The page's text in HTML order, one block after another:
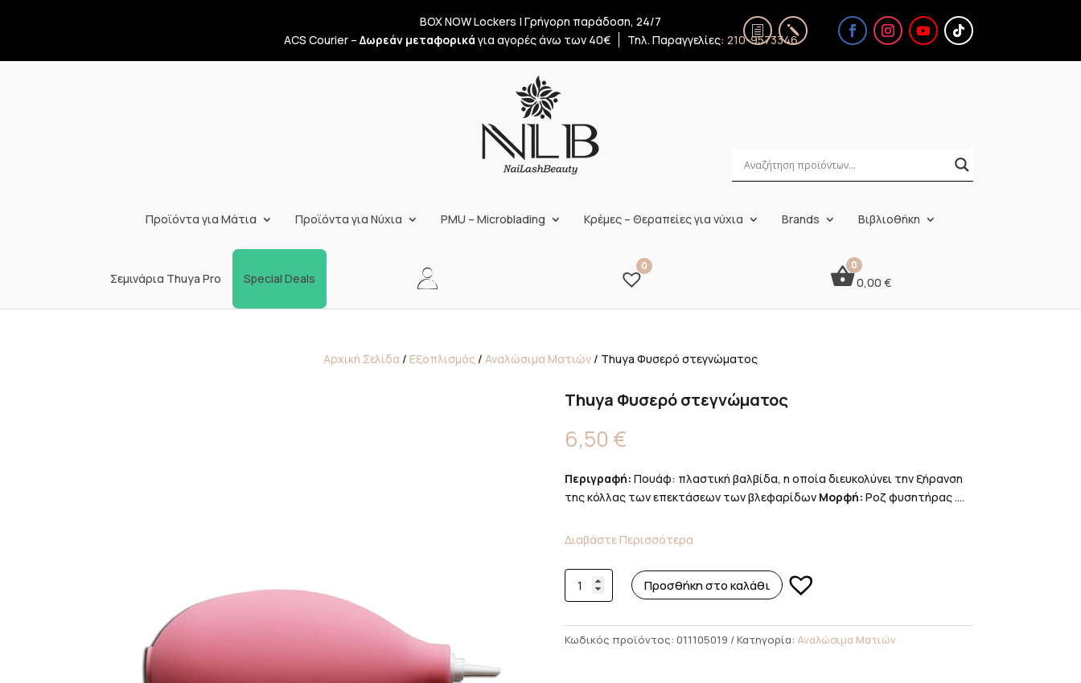
BOX NOW Lockers | Γρήγορη παράδοση, 24/7
ACS Courier – Δωρεάν μεταφορικά για αγορές άνω των 40€ Τηλ. Παραγγελίες: 210-9573346
Προϊόντα για Μάτια Προϊόντα για Νύχια PMU – Microblading Κρέμες – Θεραπείες για νύχια Brands Βιβλιοθήκη
Σεμινάρια Thuya Pro Special Deals
0
0,00 €
Αρχική Σελίδα / Εξοπλισμός / Αναλώσιμα Ματιών / Thuya Φυσερό στεγνώματος
Thuya Φυσερό στεγνώματος
6,50 €
Περιγραφή: Πουάφ: πλαστική βαλβίδα, η οποία διευκολύνει την ξήρανση
της κόλλας των επεκτάσεων των βλεφαρίδων Μορφή: Ροζ φυσητήρας ....
Διαβάστε Περισσότερα
Thuya
Φυσερό
ποσότητα
Προσθήκη στο καλάθι
Κωδικός προϊόντος: 011105019 Κατηγορία: Αναλώσιμα Ματιών